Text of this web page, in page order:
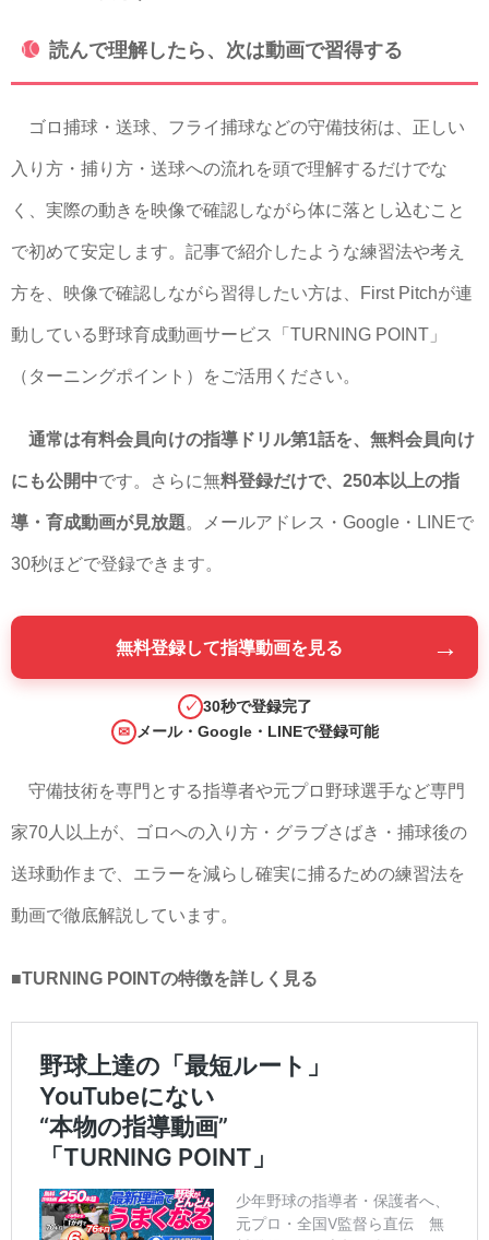
読んで理解したら、次は動画で習得する
ゴロ捕球・送球、フライ捕球などの守備技術は、正しい
入り方・捕り方・送球への流れを頭で理解するだけでな
く、実際の動きを映像で確認しながら体に落とし込むこと
で初めて安定します。記事で紹介したような練習法や考え
方を、映像で確認しながら習得したい方は、First Pitchが連
動している野球育成動画サービス「TURNING POINT」
（ターニングポイント）をご活用ください。
通常は有料会員向けの指導ドリル第1話を、無料会員向け
にも公開中です。さらに無料登録だけで、250本以上の指
導・育成動画が見放題。メールアドレス・Google・LINEで
30秒ほどで登録できます。
無料登録して指導動画を見る →
✓ 30秒で登録完了
✉ メール・Google・LINEで登録可能
守備技術を専門とする指導者や元プロ野球選手など専門
家70人以上が、ゴロへの入り方・グラブさばき・捕球後の
送球動作まで、エラーを減らし確実に捕るための練習法を
動画で徹底解説しています。
■TURNING POINTの特徴を詳しく見る